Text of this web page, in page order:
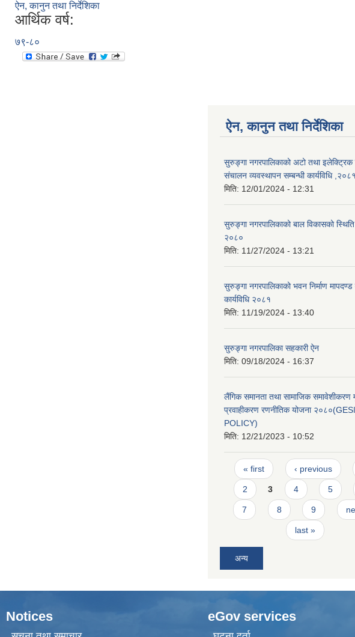
ऐन, कानुन तथा निर्देशिका
आर्थिक वर्ष:
७९-८०
ऐन, कानुन तथा निर्देशिका
सुरुङ्गा नगरपालिकाको अटो तथा इलेक्ट्रिक
संचालन व्यवस्थापन सम्बन्धी कार्यविधि ,२०८१
मिति: 12/01/2024 - 12:31
सुरुङ्गा नगरपालिकाको बाल विकासको
२०८०
मिति: 11/27/2024 - 13:21
सुरुङ्गा नगरपालिकाको भवन निर्माण मापदण्ड
कार्यविधि २०८१
मिति: 11/19/2024 - 13:40
सुरुङ्गा नगरपालिका सहकारी ऐन
मिति: 09/18/2024 - 16:37
लैंगिक समानता तथा सामाजिक समावेशीकरण
प्रवाहीकरण रणनीतिक योजना २०८०(GESI
POLICY)
मिति: 12/21/2023 - 10:52
Pages
« first ‹ previous
2 3 4 5
7 8 9
last »
अन्य
Notices eGov services